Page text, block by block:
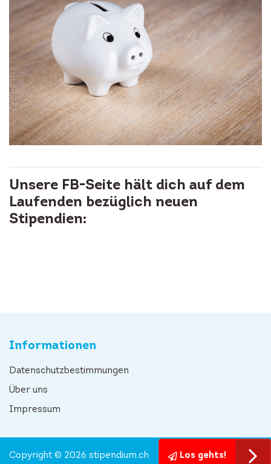
Unsere FB-Seite hält dich auf dem
Laufenden bezüglich neuen
Stipendien:
Informationen
Datenschutzbestimmungen
Über uns
Impressum
Los gehts!
Copyright © 2026 stipendium.ch